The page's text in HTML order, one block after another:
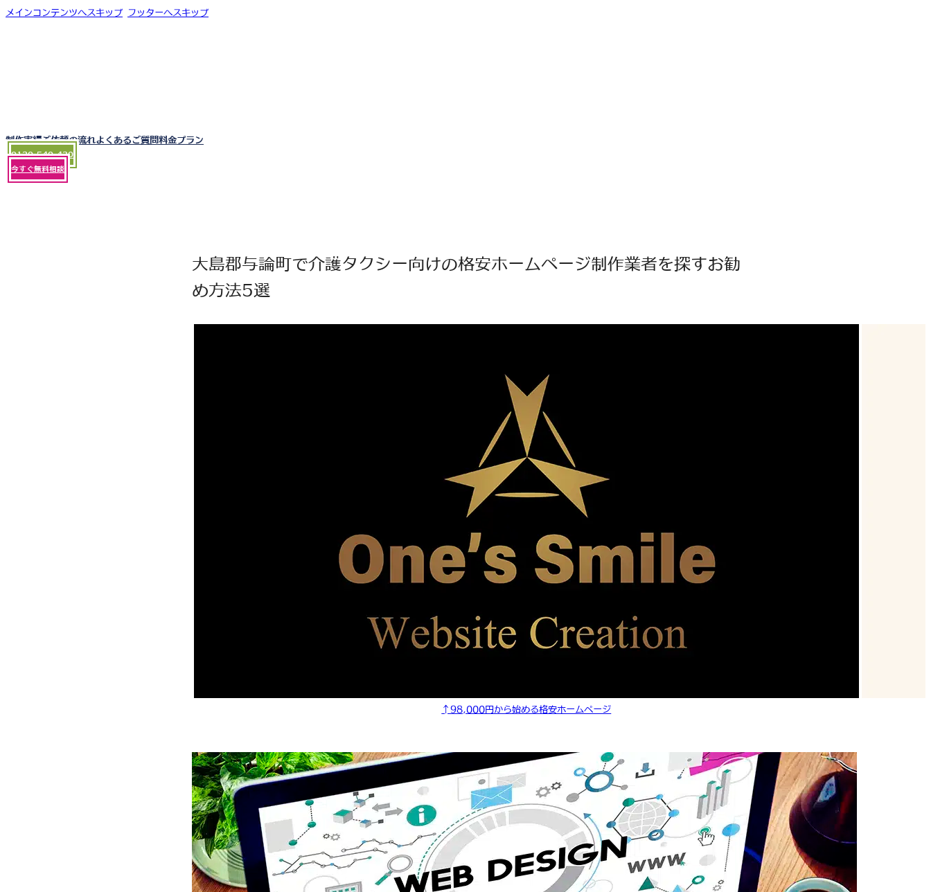
メインコンテンツへスキップ フッターへスキップ
制作実績ご依頼の流れ よくあるご質問料金プラン
0120-540-430
今すぐ無料相談
大島郡与論町で介護タクシー向けの格安ホームページ制作業者を探すお勧
め方法5選
↑98,000円から始める格安ホームページ